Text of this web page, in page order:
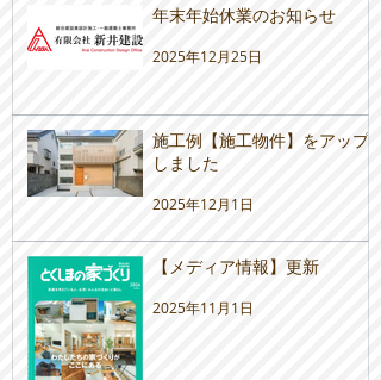
年末年始休業のお知らせ
2025年12月25日
施工例【施工物件】をアップ
しました
2025年12月1日
【メディア情報】更新
2025年11月1日